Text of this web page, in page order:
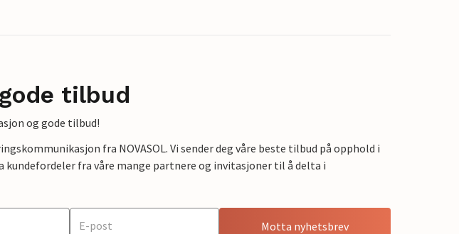
tilbud
og gode tilbud!
fra NOVASOL. Vi sender deg våre beste tilbud på opphold i
fra våre mange partnere og invitasjoner til å delta i
Motta nyhetsbrev